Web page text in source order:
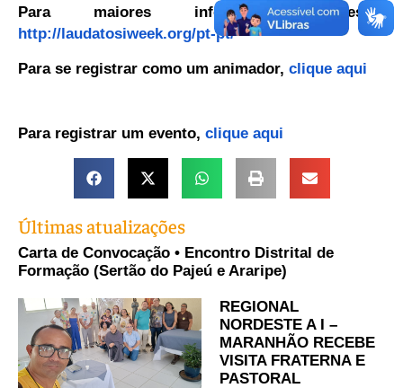
Para maiores informações, acesse:
http://laudatosiweek.org/pt-pt/
Para se registrar como um animador, clique aqui
Para registrar um evento, clique aqui
Últimas atualizações
Carta de Convocação • Encontro Distrital de
Formação (Sertão do Pajeú e Araripe)
REGIONAL
NORDESTE A I –
MARANHÃO RECEBE
VISITA FRATERNA E
PASTORAL